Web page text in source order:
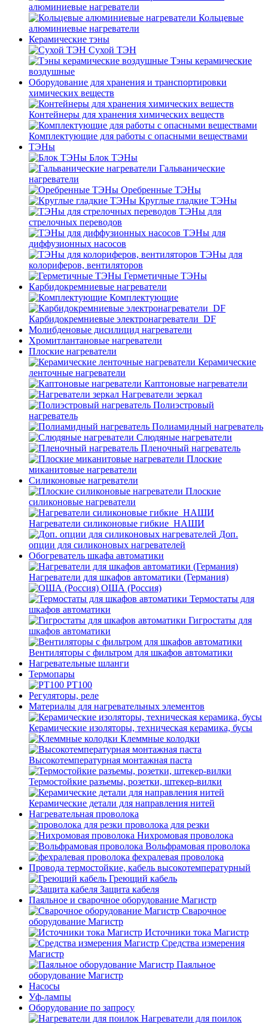
алюминиевые нагреватели
Кольцевые
алюминиевые нагреватели
Керамические тэны
Сухой ТЭН
Тэны керамические
воздушные
Оборудование для хранения и транспортировки
химических веществ
Контейнеры для хранения химических веществ
Комплектующие для работы с опасными веществами
ТЭНы
Блок ТЭНы
Гальванические
нагреватели
Оребренные ТЭНы
Круглые гладкие ТЭНы
ТЭНы для
стрелочных переводов
ТЭНы для
диффузионных насосов
ТЭНы для
колориферов, вентиляторов
Герметичные ТЭНы
Карбидокремниевые нагреватели
Комплектующие
Карбидокремниевые электронагреватели_DF
Молибденовые дисилицид нагреватели
Хромитлантановые нагреватели
Плоские нагреватели
Керамические
ленточные нагреватели
Каптоновые нагреватели
Нагреватели зеркал
Полиэстровый
нагреватель
Полиамидный нагреватель
Слюдяные нагреватели
Пленочный нагреватель
Плоские
миканитовые нагреватели
Силиконовые нагреватели
Плоские
силиконовые нагреватели
Нагреватели силиконовые гибкие_НАШИ
Доп.
опции для силиконовых нагревателей
Обогреватель шкафа автоматики
Нагреватели для шкафов автоматики (Германия)
ОША (Россия)
Термостаты для
шкафов автоматики
Гигростаты для
шкафов автоматики
Вентиляторы с фильтром для шкафов автоматики
Нагревательные шланги
Термопары
PT100
Регуляторы, реле
Материалы для нагревательных элементов
Керамические изоляторы, техническая керамика, бусы
Клеммные колодки
Высокотемпературная монтажная паста
Термостойкие разъемы, розетки, штекер-вилки
Керамические детали для направления нитей
Нагревательная проволока
проволока для резки
Нихромовая проволока
Вольфрамовая проволока
фехралевая проволока
Провода термостойкие, кабель высокотемпературный
Греющий кабель
Защита кабеля
Паяльное и сварочное оборудование Магистр
Сварочное
оборудование Магистр
Источники тока Магистр
Средства измерения
Магистр
Паяльное
оборудование Магистр
Насосы
Уф-лампы
Оборудование по запросу
Нагреватели для поилок